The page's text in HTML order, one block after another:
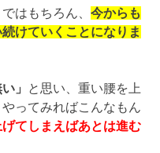
はもちろん、 今からも
けていくことになりま
」
と思い、重い腰を上
ってみればこんなもん
げてしまえばあとは進む